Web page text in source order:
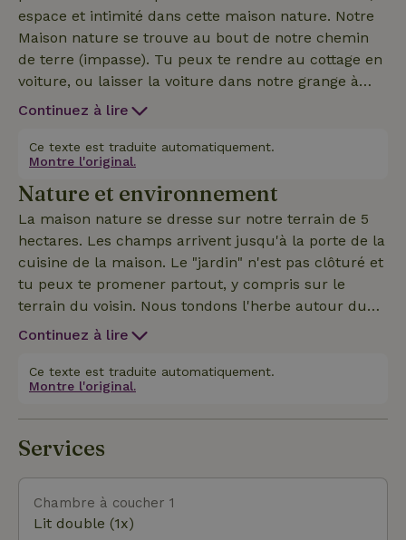
espace et intimité dans cette maison nature. Notre
Maison nature se trouve au bout de notre chemin
de terre (impasse). Tu peux te rendre au cottage en
voiture, ou laisser la voiture dans notre grange à
foin et marcher 50 mètres.
Continuez à lire
Ce texte est traduite automatiquement.
Montre l'original.
Nature et environnement
La maison nature se dresse sur notre terrain de 5
hectares. Les champs arrivent jusqu'à la porte de la
cuisine de la maison. Le "jardin" n'est pas clôturé et
tu peux te promener partout, y compris sur le
terrain du voisin. Nous tondons l'herbe autour du
chalet, mais pas dans les champs qui nous
pour éviter les incendies).
Continuez à lire
Ce texte est traduite automatiquement.
Montre l'original.
Services
Chambre à coucher 1
Lit double (1x)